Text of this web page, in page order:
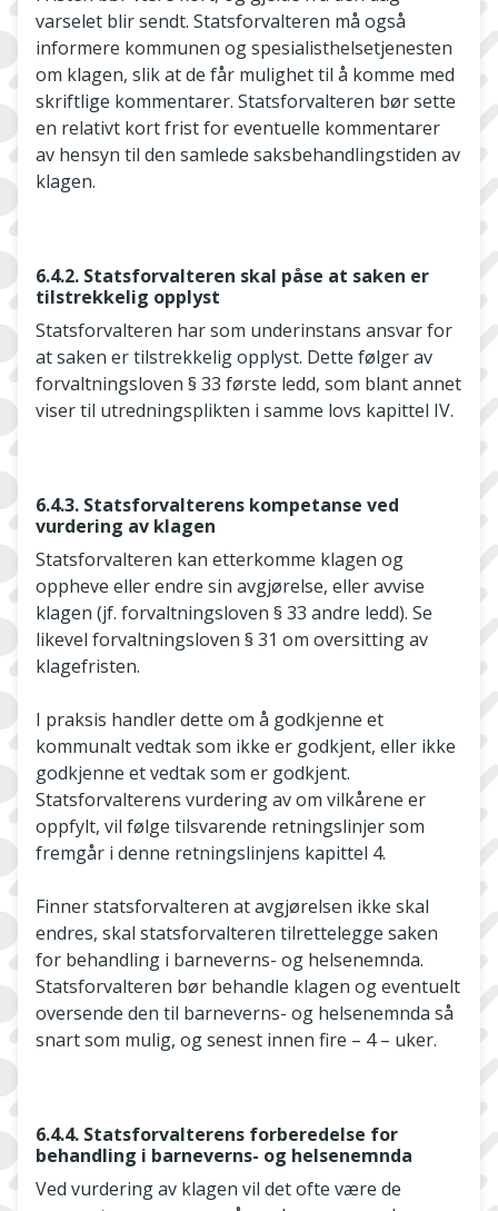
varselet blir sendt. Statsforvalteren må også
informere kommunen og spesialisthelsetjenesten
om klagen, slik at de får mulighet til å komme med
skriftlige kommentarer. Statsforvalteren bør sette
en relativt kort frist for eventuelle kommentarer
av hensyn til den samlede saksbehandlingstiden av
klagen.
6.4.2. Statsforvalteren skal påse at saken er
tilstrekkelig opplyst
Statsforvalteren har som underinstans ansvar for
at saken er tilstrekkelig opplyst. Dette følger av
forvaltningsloven § 33 første ledd, som blant annet
viser til utredningsplikten i samme lovs kapittel IV.
6.4.3. Statsforvalterens kompetanse ved
vurdering av klagen
Statsforvalteren kan etterkomme klagen og
oppheve eller endre sin avgjørelse, eller avvise
klagen (jf. forvaltningsloven § 33 andre ledd). Se
likevel forvaltningsloven § 31 om oversitting av
klagefristen.
I praksis handler dette om å godkjenne et
kommunalt vedtak som ikke er godkjent, eller ikke
godkjenne et vedtak som er godkjent.
Statsforvalterens vurdering av om vilkårene er
oppfylt, vil følge tilsvarende retningslinjer som
fremgår i denne retningslinjens kapittel 4.
Finner statsforvalteren at avgjørelsen ikke skal
endres, skal statsforvalteren tilrettelegge saken
for behandling i barneverns- og helsenemnda.
Statsforvalteren bør behandle klagen og eventuelt
oversende den til barneverns- og helsenemnda så
snart som mulig, og senest innen fire – 4 – uker.
6.4.4. Statsforvalterens forberedelse for
behandling i barneverns- og helsenemnda
Ved vurdering av klagen vil det ofte være de